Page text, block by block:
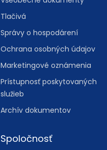
Tlačivá
Správy o hospodárení
Ochrana osobných údajov
Marketingové oznámenia
Prístupnosť poskytovaných
služieb
Archív dokumentov
Spoločnosť